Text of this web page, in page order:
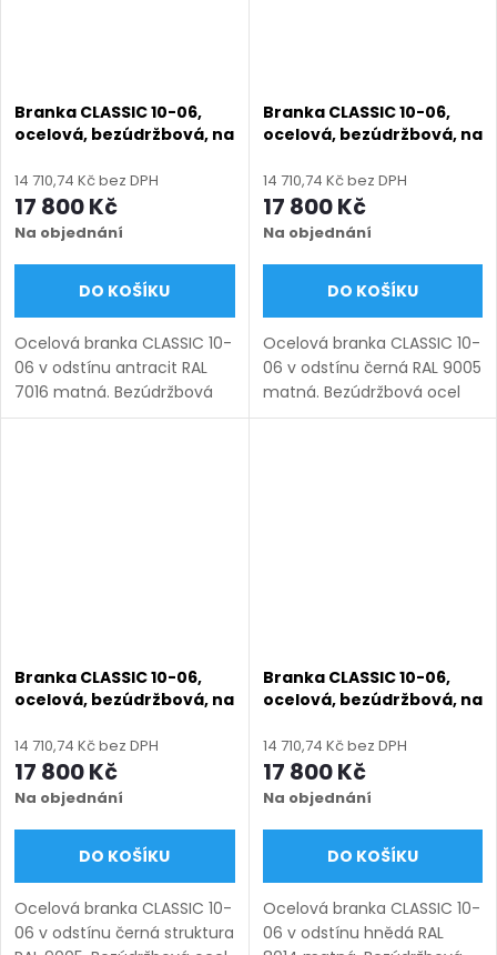
Branka CLASSIC 10-06,
ocelová, bezúdržbová, na
výška 1000–1950 mm),
antracit RAL 7016 matná
14 710,74 Kč bez DPH
17 800 Kč
Na objednání
DO KOŠÍKU
Ocelová branka CLASSIC 10-
06 v odstínu antracit RAL
7016 matná. Bezúdržbová
ocel (žárový zinek +
Branka CLASSIC 10-06,
ocelová, bezúdržbová, na
výška 1000–1950 mm),
černá RAL 9005 matná
14 710,74 Kč bez DPH
17 800 Kč
Na objednání
DO KOŠÍKU
Ocelová branka CLASSIC 10-
06 v odstínu černá RAL 9005
matná. Bezúdržbová ocel
(žárový zinek + práškový
Branka CLASSIC 10-06,
ocelová, bezúdržbová, na
výška 1000–1950 mm),
černá struktura RAL 9005
14 710,74 Kč bez DPH
17 800 Kč
Na objednání
DO KOŠÍKU
Ocelová branka CLASSIC 10-
06 v odstínu černá struktura
Branka CLASSIC 10-06,
ocelová, bezúdržbová, na
výška 1000–1950 mm),
hnědá RAL 8014 matná
14 710,74 Kč bez DPH
17 800 Kč
Na objednání
DO KOŠÍKU
Ocelová branka CLASSIC 10-
06 v odstínu hnědá RAL